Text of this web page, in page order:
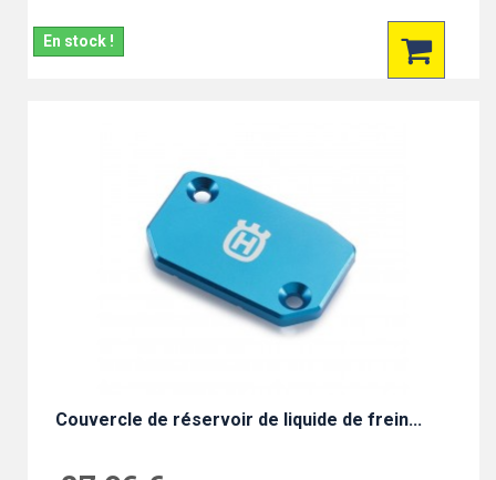
En stock !
Couvercle de réservoir de liquide de frein...